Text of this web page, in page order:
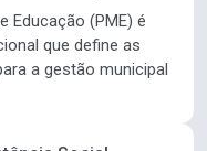
Educação (PME) é
que define as
a gestão municipal